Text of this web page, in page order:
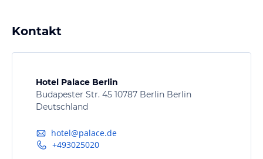
Kontakt
Hotel Palace Berlin
Budapester Str. 45 10787 Berlin Berlin
Deutschland
hotel@palace.de
+493025020